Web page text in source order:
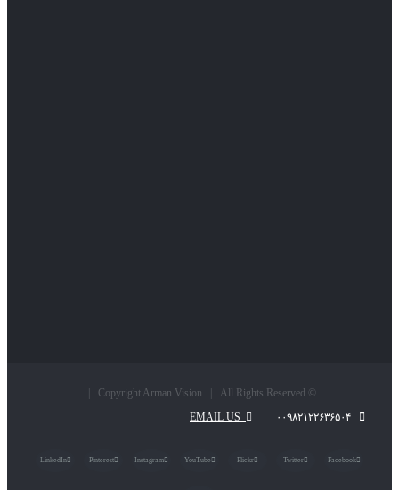
© Copyright Arman Vision | All Rights Reserved |
Facebook
Twitter
Flickr
YouTube
Instagram
Pinterest
LinkedIn